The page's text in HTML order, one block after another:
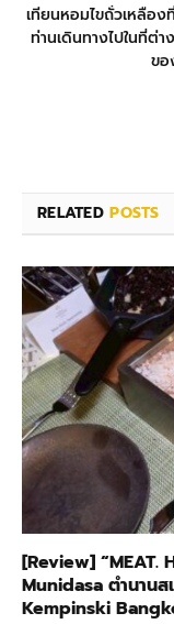
เทียนหอมไขถั่วเหลือง
ท่านเดินทางไปในที่ต่า
ข
RELATEDPOSTS
[Review] “MEAT.
Munidasa ตำนาน
Kempinski